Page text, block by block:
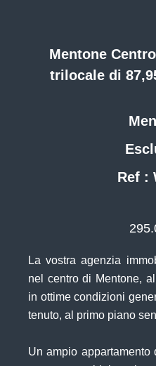
Mentone
trilocale di
Ref :
La vostra agenzia
nel centro di Mentone,
in ottime condizioni
tenuto, al primo piano
Un ampio